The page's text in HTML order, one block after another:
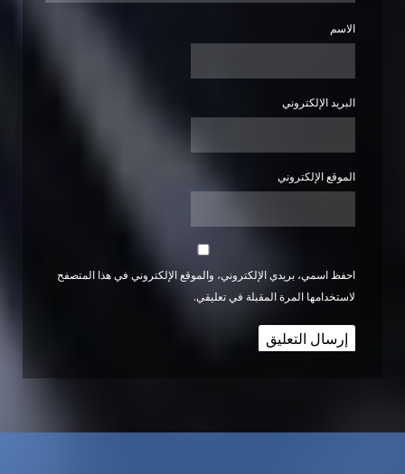
الاسم
البريد الإلكتروني
الموقع الإلكتروني
احفظ اسمي، بريدي الإلكتروني، والموقع الإلكتروني في هذا المتصفح
لاستخدامها المرة المقبلة في تعليقي.